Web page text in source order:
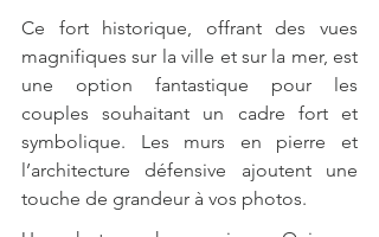
Ce fort historique, offrant des vues
magnifiques sur la ville et sur la mer, est
une option fantastique pour les
couples souhaitant un cadre fort et
symbolique. Les murs en pierre et
l’architecture défensive ajoutent une
touche de grandeur à vos photos.